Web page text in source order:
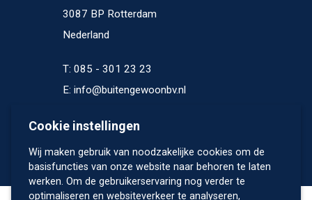
3087 BP Rotterdam
Nederland
T: 085 - 301 23 23
E: info@buitengewoonbv.nl
Cookie instellingen
Wij maken gebruik van noodzakelijke cookies om de
basisfuncties van onze website naar behoren te laten
werken. Om de gebruikerservaring nog verder te
optimaliseren en websiteverkeer te analyseren,